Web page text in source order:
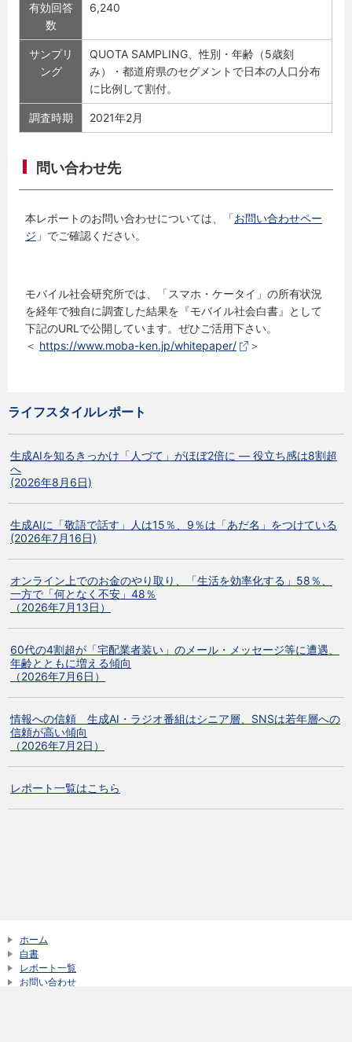
有効回答
数
6,240
サンプリ
ング
QUOTA SAMPLING、性別・年齢（5歳刻
み）・都道府県のセグメントで日本の人口分布
に比例して割付。
調査時期 2021年2月
問い合わせ先
本レポートのお問い合わせについては、「お問い合わせペー
ジ 」でご確認ください。
モバイル社会研究所では、「スマホ・ケータイ」の所有状況
を経年で独自に調査した結果を『モバイル社会白書』として
下記のURLで公開しています。ぜひご活用下さい。
＜ https://www.moba-ken.jp/whitepaper/ ＞
ライフスタイルレポート
生成AIを知るきっかけ「人づて」がほぼ2倍に ― 役立ち感は8割超
へ
(2026年8月6日)
生成AIに「敬語で話す」人は15％、9％は「あだ名」をつけている
(2026年7月16日)
オンライン上でのお金のやり取り、「生活を効率化する」58％、
一方で「何となく不安」48％
（2026年7月13日）
60代の4割超が「宅配業者装い」のメール・メッセージ等に遭遇、
年齢とともに増える傾向
（2026年7月6日）
情報への信頼 生成AI・ラジオ番組はシニア層、SNSは若年層への
信頼が高い傾向
（2026年7月2日）
レポート一覧はこちら
ホーム
白書
レポート一覧
お問い合わせ